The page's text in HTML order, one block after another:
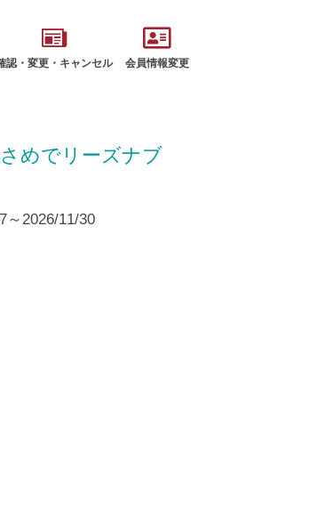
認・変更・キャンセル 会員情報変更
めでリーズナブ
～2026/11/30